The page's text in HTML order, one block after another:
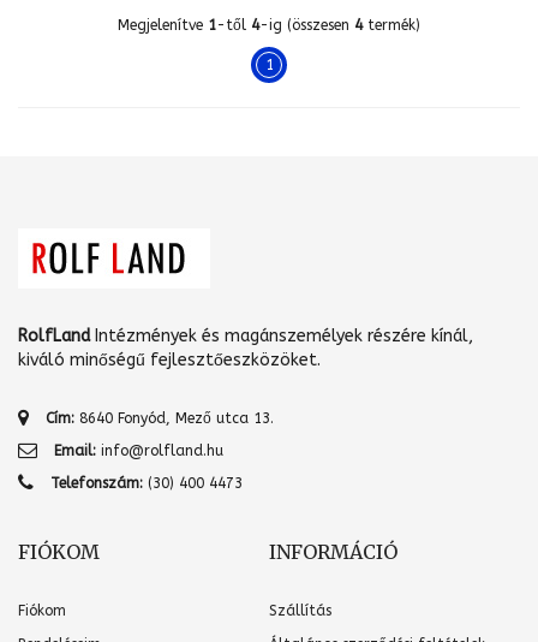
Megjelenítve 1-től 4-ig (összesen 4termék)
1
RolfLandIntézmények és magánszemélyek részére kínál,
kiváló minőségű fejlesztőeszközöket.
Cím: 8640 Fonyód, Mező utca 13.
Email: info@rolfland.hu
Telefonszám: (30) 400 4473
FIÓKOM
Fiókom
INFORMÁCIÓ
Szállítás